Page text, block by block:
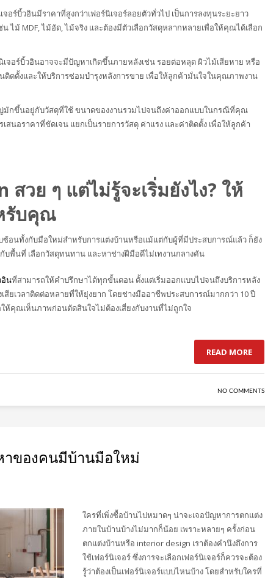
จอร์บิ้วอินมีราคาที่สูงกว่าเฟอร์นิเจอร์ลอยตัวทั่วไป เป็นการลงทุนระยะยาว
ไม้ MDF, ไม้อัด, ไม้จริง และต้องมีตัวเลือกวัสดุหลากหลายเพื่อให้คุณได้เลือก
เจอร์บิ้วอินอาจจะมีปัญหาเกิดขึ้นภายหลังเช่น รอยต่อหลุด ผิวไม้เสียหาย หรือ
ติดตั้งและให้บริการซ่อมบำรุงหลังการขาย เพื่อให้ลูกค้ามั่นใจในคุณภาพงาน
มักขึ้นอยู่กับวัสดุที่ใช้ ขนาดของงานรวมไปจนถึงค่าออกแบบในกรณีที่คุณ
สนอราคาที่ชัดเจน แยกเป็นรายการวัสดุ ค่าแรง และค่าติดตั้ง เพื่อให้ลูกค้า
วย ๆ แต่ไม่รู้จะเริ่มยังไง? ให้
รับคุณ
ซ้อนทั้งกับมือใหม่สำหรับการแต่งบ้านหรือแม้แต่กับผู้ที่มีประสบการณ์แล้ว ก็ยัง
พื้นที่ เลือกวัสดุทนทาน และหาช่างฝีมือดีไม่เทงานกลางคัน
อินที่สามารถให้คำปรึกษาได้ทุกขั้นตอน ตั้งแต่เริ่มออกแบบไปจนถึงบริการหลัง
สียเวลาติดต่อหลายที่ให้ยุ่งยาก โดยช่างมืออาชีพประสบการณ์มากกว่า 10 ปี
ห้คุณเห็นภาพก่อนตัดสินใจไม่ต้องเสี่ยงกับงานที่ไม่ถูกใจ
READ MORE
NO COMMENTS
าของคนมีบ้านมือใหม่
ใครที่เพิ่งซื้อบ้านไปหมาดๆ น่าจะเจอปัญหาการตกแต่ง
ภายในบ้านบ้างไม่มากก็น้อย เพราะหลายๆ ครั้งก่อน
ตกแต่งบ้านหรือ interior design เราต้องคำนึงถึงการ
ใช้เฟอร์นิเจอร์ ซึ่งการจะเลือกเฟอร์นิเจอร์ก็ควรจะต้อง
รู้ว่าต้องเป็นเฟอร์นิเจอร์แบบไหนบ้าง โดยสำหรับใครที่